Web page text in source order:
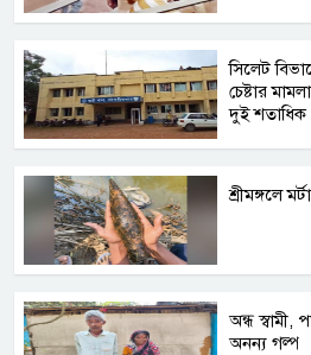
সিলেট
চেষ্টার
দুই শতাধিক
শ্রীমঙ্গলে
অন্ধ স্বামী,
অনন্য গল্প